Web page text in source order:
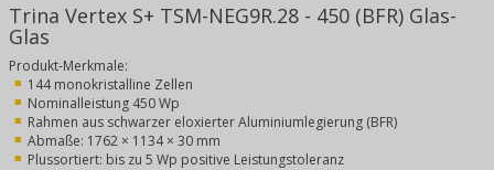
Trina Vertex S+ TSM-NEG9R.28 - 450 (BFR) Glas-
Glas
Produkt-Merkmale:
144 monokristalline Zellen
Nominalleistung 450 Wp
Rahmen aus schwarzer eloxierter Aluminiumlegierung (BFR)
Abmaße: 1762 × 1134 × 30 mm
Plussortiert: bis zu 5 Wp positive Leistungstoleranz